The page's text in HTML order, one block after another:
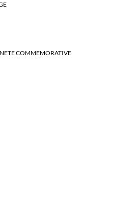
COMMEMORATIVE